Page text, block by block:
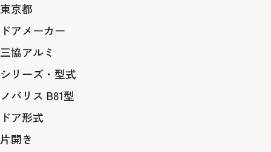
東京都
ドアメーカー
三協アルミ
シリーズ・型式
ノバリス B81型
ドア形式
片開き